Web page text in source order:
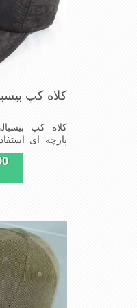
کلاه کپ
کلاه کپ
پارچه ای
ازجنس شمعی
استفاده می
عالی,دوخت
ازدیگرخصوصیات